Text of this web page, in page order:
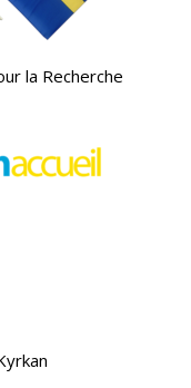
la Recherche